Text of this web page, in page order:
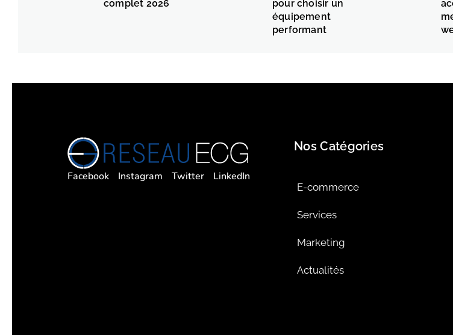
complet 2026
pour choisir un
équipement
performant
Facebook Instagram Twitter LinkedIn
Nos Catégories
E-commerce
Services
Marketing
Actualités